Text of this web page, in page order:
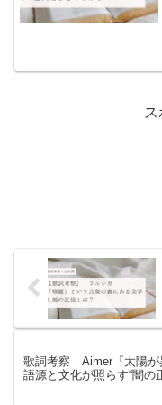
歌詞考察｜Aimer『太陽が
語源と文化が照らす“闇の